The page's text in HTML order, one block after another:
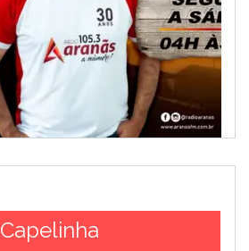
Capelinha